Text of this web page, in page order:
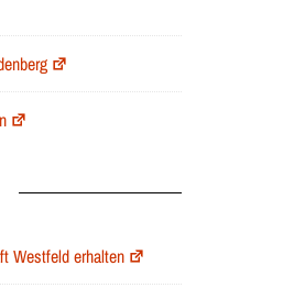
Westfeld erhalten